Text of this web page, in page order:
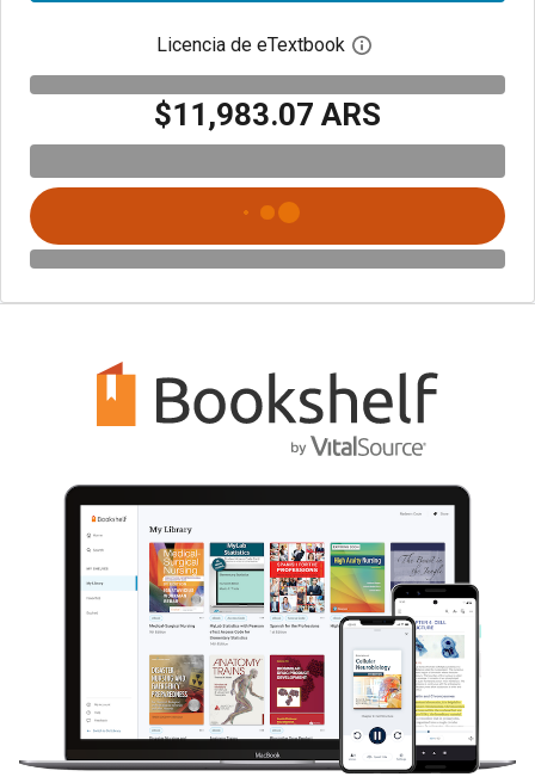
Licencia de eTextbook Abre el cuadro de
$11,983.07 ARS